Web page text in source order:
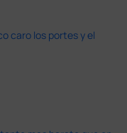
caro los portes y el